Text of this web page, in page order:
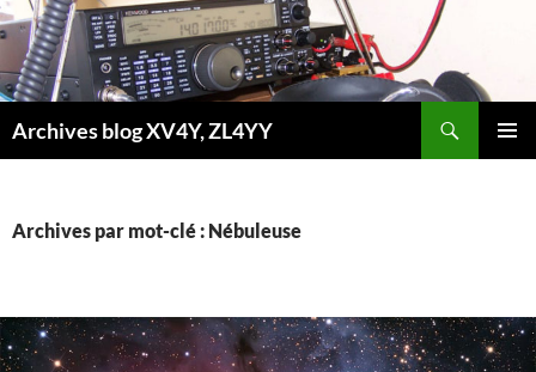
Aller
au
contenu
Archives blog XV4Y, ZL4YY
Archives par mot-clé : Nébuleuse